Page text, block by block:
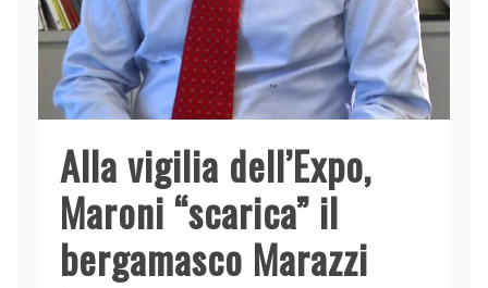
Alla vigilia dell’Expo,
Maroni “scarica” il
bergamasco Marazzi